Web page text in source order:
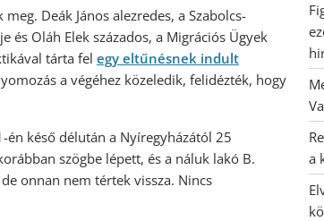
Deák János alezredes, a Szabolcs-
és Oláh Elek százados, a Migrációs Ügyek
tárta fel egy eltűnésnek indult
a végéhez közeledik, felidézték, hogy
én késő délután a Nyíregyházától 25
szögbe lépett, és a náluk lakó B.
onnan nem tértek vissza. Nincs
a